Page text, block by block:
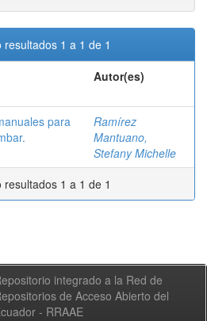
resultados 1 a 1 de 1
Autor(es)
para
Ramírez
Mantuano,
Stefany Michelle
resultados 1 a 1 de 1
integrado a la Red de
de Acceso Abierto del
- RRAAE